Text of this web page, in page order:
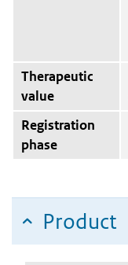
Therapeutic
value
Registration
phase
Product